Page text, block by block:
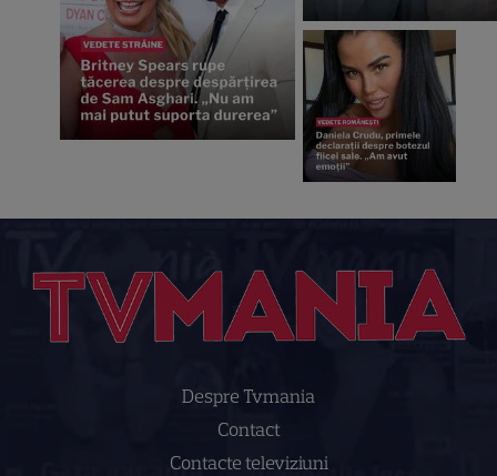
Despre Tvmania
Contact
Contacte televiziuni